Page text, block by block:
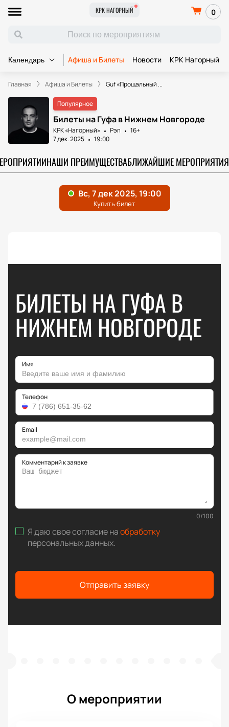
КРК НАГОРНЫЙ 0
Календарь Афиша и Билеты Новости КРК Нагорный
Главная Афиша и Билеты Guf «Прощальный ...
Популярное
Билеты на Гуфа в Нижнем Новгороде
КРК «Нагорный» Рэп
16+
7 дек. 2025
19:00
НАШИ ПРЕИМУЩЕСТВАБЛИЖАЙШИЕ МЕРОПРИЯТИЯ
БИЛЕТЫ НА ГУФА В
НИЖНЕМ НОВГОРОДЕ
Имя
Телефон
Email
Комментарий к заявке
0/100
Я даю свое согласие наобработку
персональных данных.
Отправить заявку
О мероприятии